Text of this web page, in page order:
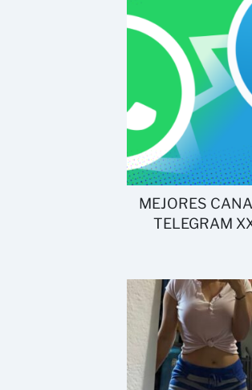
MEJORES
TELEGRAM